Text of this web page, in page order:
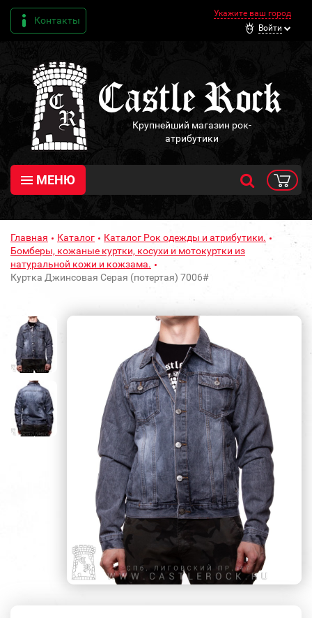
Контакты
Укажите ваш город
Войти
Крупнейший магазин рок-
атрибутики
МЕНЮ
Главная Каталог
Каталог Рок одежды и атрибутики.
Бомберы, кожаные куртки, косухи и мотокуртки из
натуральной кожи и кожзама.
Куртка Джинсовая Серая (потертая) 7006#